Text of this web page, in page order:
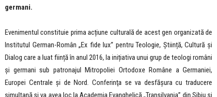
germani.
Evenimentul constituie prima acțiune culturală de acest gen organizată de
Institutul German-Român „Ex fide lux” pentru Teologie, Știință, Cultură și
Dialog care a luat ființă în anul 2016, la inițiativa unui grup de teologi români
și germani sub patronajul Mitropoliei Ortodoxe Române a Germaniei,
Europei Centrale și de Nord. Conferinţa se va desfăşura cu traducere
simultană şi va avea loc la Academia Evanghelică „Transilvania” din Sibiu şi